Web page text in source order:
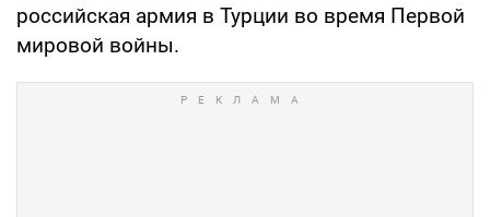
российская армия в Турции во время Первой
мировой войны.